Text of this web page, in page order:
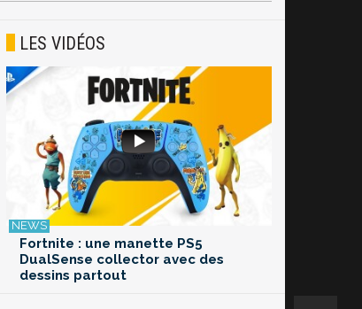
LES VIDÉOS
Fortnite : une manette PS5
DualSense collector avec des
dessins partout